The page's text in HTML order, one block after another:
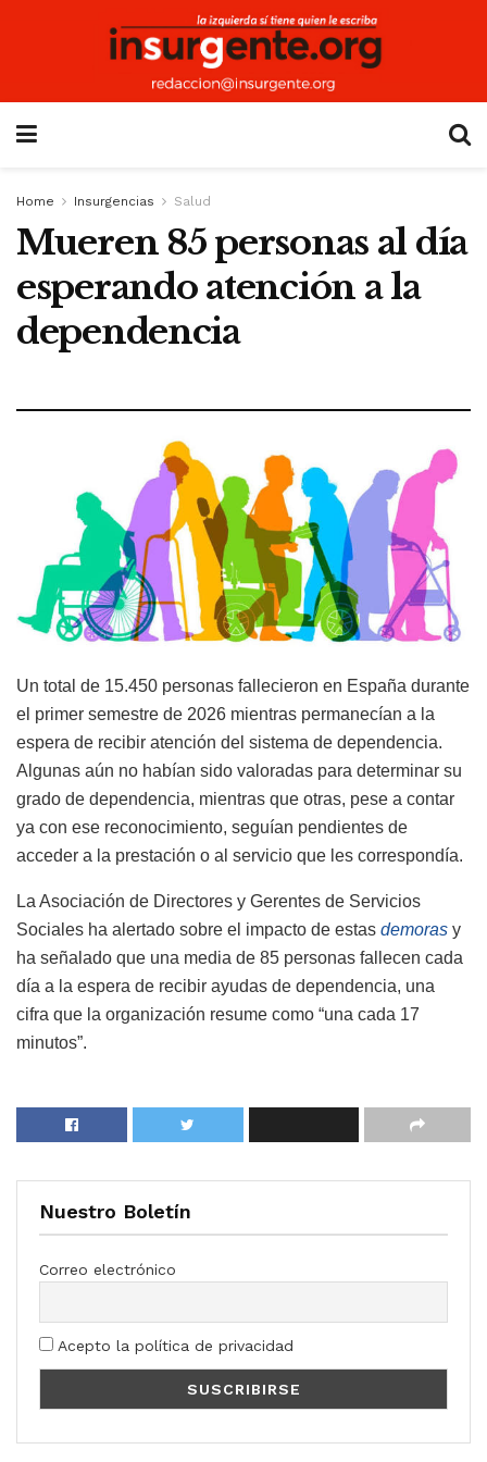
Home Insurgencias Salud
Mueren 85 personas al día
esperando atención a la
dependencia
Un total de 15.450 personas fallecieron en España durante
el primer semestre de 2026 mientras permanecían a la
espera de recibir atención del sistema de dependencia.
Algunas aún no habían sido valoradas para determinar su
grado de dependencia, mientras que otras, pese a contar
ya con ese reconocimiento, seguían pendientes de
acceder a la prestación o al servicio que les correspondía.
La Asociación de Directores y Gerentes de Servicios
Sociales ha alertado sobre el impacto de estas demoras y
ha señalado que una media de 85 personas fallecen cada
día a la espera de recibir ayudas de dependencia, una
cifra que la organización resume como “una cada 17
minutos”.
Nuestro Boletín
Correo electrónico
Acepto la política de privacidad